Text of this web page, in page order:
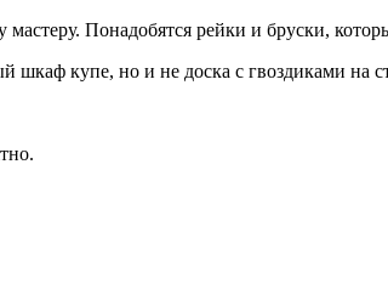
Понадобятся рейки и бруски,
купе, но и не доска с гвоздиками на